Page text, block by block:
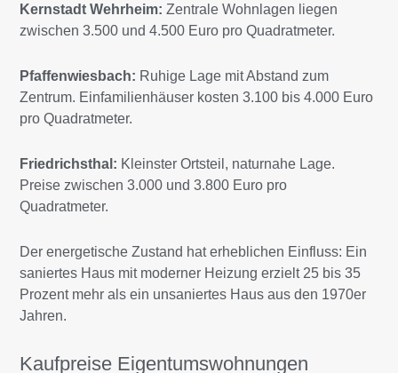
Kernstadt Wehrheim: Zentrale Wohnlagen liegen
zwischen 3.500 und 4.500 Euro pro Quadratmeter.
Pfaffenwiesbach: Ruhige Lage mit Abstand zum
Zentrum. Einfamilienhäuser kosten 3.100 bis 4.000 Euro
pro Quadratmeter.
Friedrichsthal: Kleinster Ortsteil, naturnahe Lage.
Preise zwischen 3.000 und 3.800 Euro pro
Quadratmeter.
Der energetische Zustand hat erheblichen Einfluss: Ein
saniertes Haus mit moderner Heizung erzielt 25 bis 35
Prozent mehr als ein unsaniertes Haus aus den 1970er
Jahren.
Kaufpreise Eigentumswohnungen